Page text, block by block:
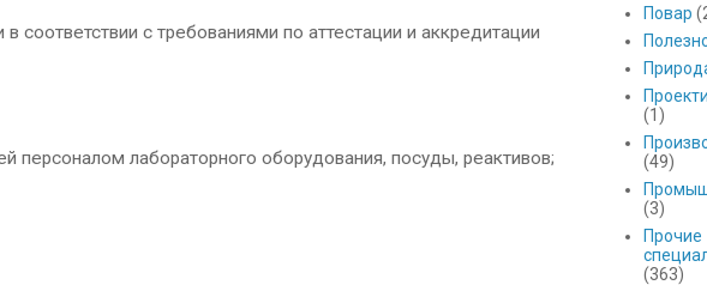
соответствии с требованиями по аттестации и аккредитации
персоналом лабораторного оборудования, посуды, реактивов;
Повар
(1)
(49)
(3)
Прочие
(363)